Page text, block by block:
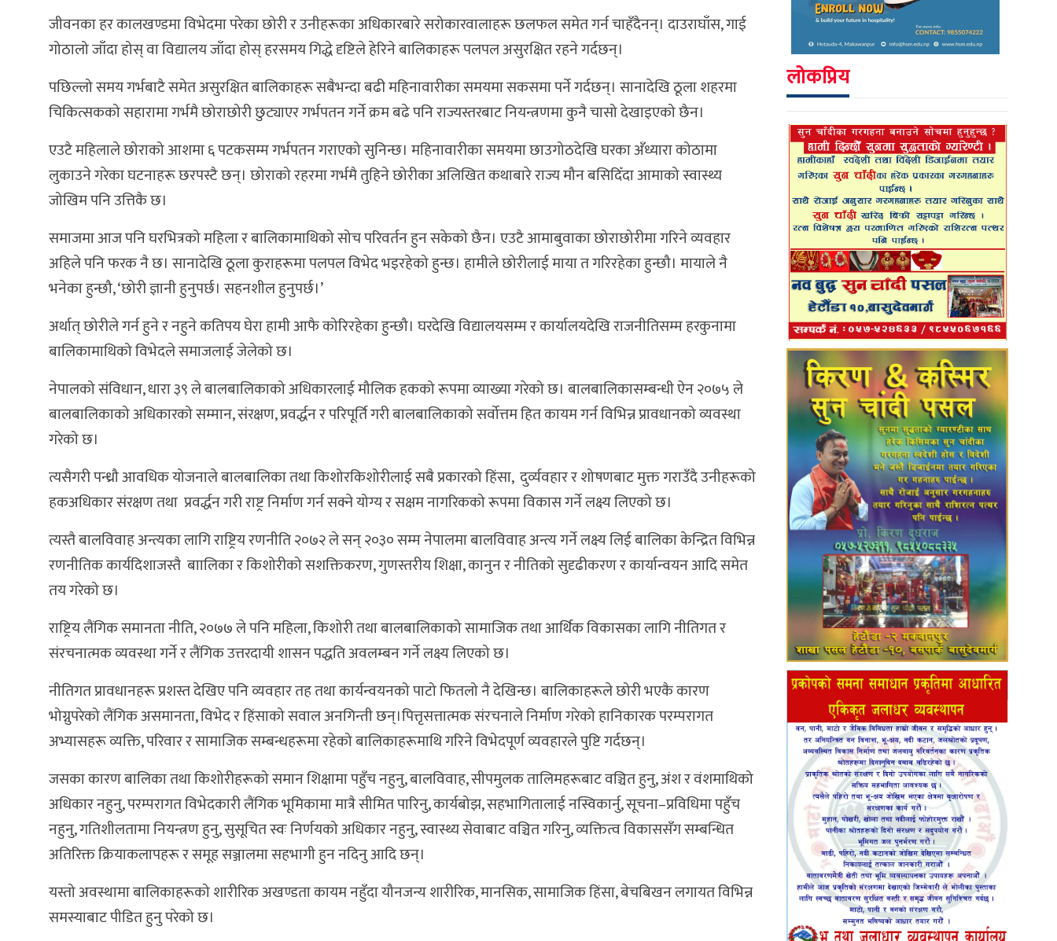
जीवनका हर कालखण्डमा विभेदमा परेका छोरी र उनीहरूका अधिकारबारे सरोकारवालाहरू छलफल समेत गर्न चाहँदैनन्। दाउराघाँस, गाई
गोठालो जाँदा होस् वा विद्यालय जाँदा होस् हरसमय गिद्धे दृष्टिले हेरिने बालिकाहरू पलपल असुरक्षित रहने गर्दछन्।
पछिल्लो समय गर्भबाटै समेत असुरक्षित बालिकाहरू सबैभन्दा बढी महिनावारीका समयमा सकसमा पर्ने गर्दछन्। सानादेखि ठूला शहरमा
चिकित्सकको सहारामा गर्भमै छोराछोरी छुट्याएर गर्भपतन गर्ने क्रम बढे पनि राज्यस्तरबाट नियन्त्रणमा कुनै चासो देखाइएको छैन।
एउटै महिलाले छोराको आशमा ६ पटकसम्म गर्भपतन गराएको सुनिन्छ। महिनावारीका समयमा छाउगोठदेखि घरका अँध्यारा कोठामा
लुकाउने गरेका घटनाहरू छरपस्टै छन्। छोराको रहरमा गर्भमै तुहिने छोरीका अलिखित कथाबारे राज्य मौन बसिदिँदा आमाको स्वास्थ्य
जोखिम पनि उत्तिकै छ।
समाजमा आज पनि घरभित्रको महिला र बालिकामाथिको सोच परिवर्तन हुन सकेको छैन। एउटै आमाबुवाका छोराछोरीमा गरिने व्यवहार
अहिले पनि फरक नै छ। सानादेखि ठूला कुराहरूमा पलपल विभेद भइरहेको हुन्छ। हामीले छोरीलाई माया त गरिरहेका हुन्छौ। मायाले नै
भनेका हुन्छौ, ‘छोरी ज्ञानी हुनुपर्छ। सहनशील हुनुपर्छ।’
अर्थात् छोरीले गर्न हुने र नहुने कतिपय घेरा हामी आफै कोरिरहेका हुन्छौ। घरदेखि विद्यालयसम्म र कार्यालयदेखि राजनीतिसम्म हरकुनामा
बालिकामाथिको विभेदले समाजलाई जेलेको छ।
नेपालको संविधान, धारा ३९ ले बालबालिकाको अधिकारलाई मौलिक हकको रूपमा व्याख्या गरेको छ। बालबालिकासम्बन्धी ऐन २०७५ ले
बालबालिकाको अधिकारको सम्मान, संरक्षण, प्रवर्द्धन र परिपूर्ति गरी बालबालिकाको सर्वोत्तम हित कायम गर्न विभिन्न प्रावधानको व्यवस्था
गरेको छ।
त्यसैगरी पन्ध्रौ आवधिक योजनाले बालबालिका तथा किशोरकिशोरीलाई सबै प्रकारको हिंसा, दुर्व्यवहार र शोषणबाट मुक्त गराउँदै उनीहरूको
हकअधिकार संरक्षण तथा प्रवर्द्धन गरी राष्ट्र निर्माण गर्न सक्ने योग्य र सक्षम नागरिकको रूपमा विकास गर्ने लक्ष्य लिएको छ।
त्यस्तै बालविवाह अन्त्यका लागि राष्ट्रिय रणनीति २०७२ ले सन् २०३० सम्म नेपालमा बालविवाह अन्त्य गर्ने लक्ष्य लिई बालिका केन्द्रित विभिन्न
रणनीतिक कार्यदिशाजस्तै बाालिका र किशोरीको सशक्तिकरण, गुणस्तरीय शिक्षा, कानुन र नीतिको सुदृढीकरण र कार्यान्वयन आदि समेत
तय गरेको छ।
राष्ट्रिय लैंगिक समानता नीति, २०७७ ले पनि महिला, किशोरी तथा बालबालिकाको सामाजिक तथा आर्थिक विकासका लागि नीतिगत र
संरचनात्मक व्यवस्था गर्ने र लैंगिक उत्तरदायी शासन पद्धति अवलम्बन गर्ने लक्ष्य लिएको छ।
नीतिगत प्रावधानहरू प्रशस्त देखिए पनि व्यवहार तह तथा कार्यन्वयनको पाटो फितलो नै देखिन्छ। बालिकाहरूले छोरी भएकै कारण
भोग्नुपरेको लैंगिक असमानता, विभेद र हिंसाको सवाल अनगिन्ती छन्।पित्तृसत्तात्मक संरचनाले निर्माण गरेको हानिकारक परम्परागत
अभ्यासहरू व्यक्ति, परिवार र सामाजिक सम्बन्धहरूमा रहेको बालिकाहरूमाथि गरिने विभेदपूर्ण व्यवहारले पुष्टि गर्दछन्।
जसका कारण बालिका तथा किशोरीहरूको समान शिक्षामा पहुँच नहुनु, बालविवाह, सीपमुलक तालिमहरूबाट वञ्चित हुनु, अंश र वंशमाथिको
अधिकार नहुनु, परम्परागत विभेदकारी लैंगिक भूमिकामा मात्रै सीमित पारिनु, कार्यबोझ, सहभागितालाई नस्विकार्नु, सूचना–प्रविधिमा पहुँच
नहुनु, गतिशीलतामा नियन्त्रण हुनु, सुसूचित स्वः निर्णयको अधिकार नहुनु, स्वास्थ्य सेवाबाट वञ्चित गरिनु, व्यक्तित्व विकाससँग सम्बन्धित
अतिरिक्त क्रियाकलापहरू र समूह सञ्जालमा सहभागी हुन नदिनु आदि छन्।
यस्तो अवस्थामा बालिकाहरूको शारीरिक अखण्डता कायम नहुँदा यौनजन्य शारीरिक, मानसिक, सामाजिक हिंसा, बेचबिखन लगायत विभिन्न
समस्याबाट पीडित हुनु परेको छ।
लोकप्रिय